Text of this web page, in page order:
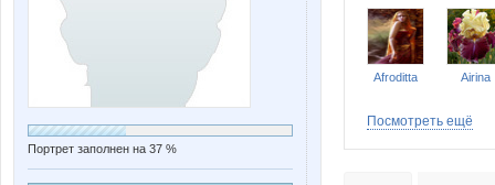
Портрет заполнен на 37 %
Afroditta Airina
Посмотреть ещё